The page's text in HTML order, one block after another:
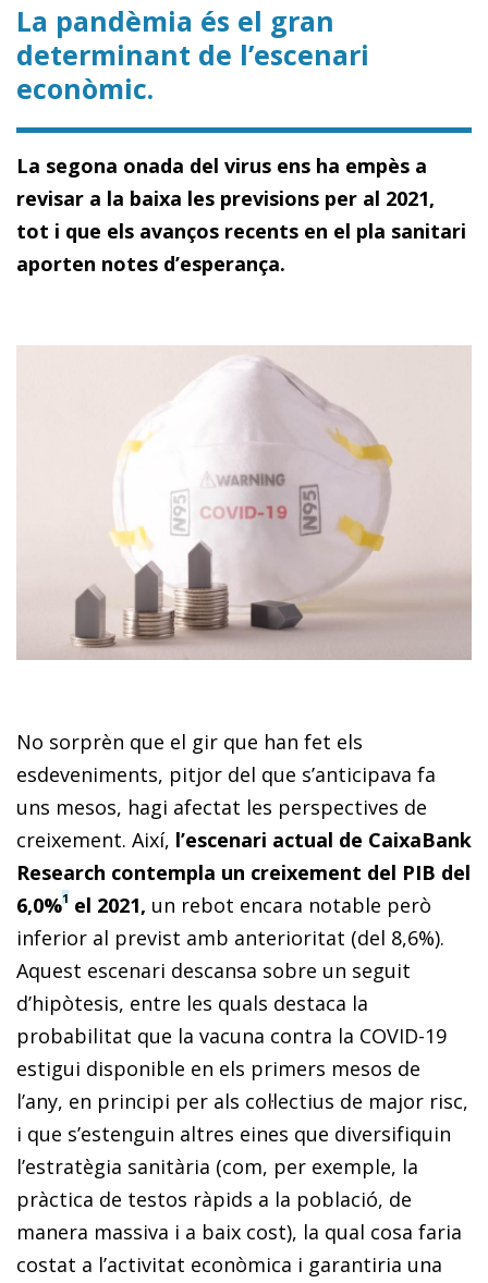
La pandèmia és el gran
determinant de l’escenari
econòmic.
La segona onada del virus ens ha empès a
revisar a la baixa les previsions per al 2021,
tot i que els avanços recents en el pla sanitari
aporten notes d’esperança.
No sorprèn que el gir que han fet els
esdeveniments, pitjor del que s’anticipava fa
uns mesos, hagi afectat les perspectives de
creixement. Així, l’escenari actual de CaixaBank
Research contempla un creixement del PIB del
6,0%1 el 2021, un rebot encara notable però
inferior al previst amb anterioritat (del 8,6%).
Aquest escenari descansa sobre un seguit
d’hipòtesis, entre les quals destaca la
probabilitat que la vacuna contra la COVID-19
estigui disponible en els primers mesos de
l’any, en principi per als col·lectius de major risc,
i que s’estenguin altres eines que diversifiquin
l’estratègia sanitària (com, per exemple, la
pràctica de testos ràpids a la població, de
manera massiva i a baix cost), la qual cosa faria
costat a l’activitat econòmica i garantiria una